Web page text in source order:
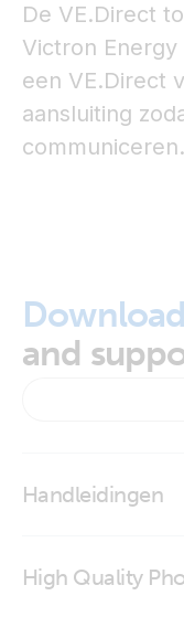
De VE.Direct
Victron
een VE.Direct
aansluiting
communiceren.
and
Handleidingen
High Quality